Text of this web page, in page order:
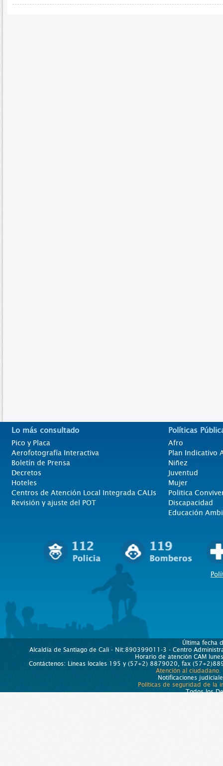
Lo más consultado
Pico y Placa
Aerofotografía Interactiva
Boletín de Prensa
Decretos
Hoteles
Centros de Atención Local Integrada CALIs
Revisión y ajuste del POT
Políticas
Afro
Plan Indicativo
Niñez
Juventud
Mujer
Politica
Discapacidad
Educación
Última fecha
Alcaldía de Santiago de Cali - Nit:890399011-3 - Centro
Horario de atención CAM
Contáctenos: Líneas locales 195 y (57+2) 8879020, fax
Atención al ciudadano.
Notificaciones
Políticas de seguridad de la
Todos los